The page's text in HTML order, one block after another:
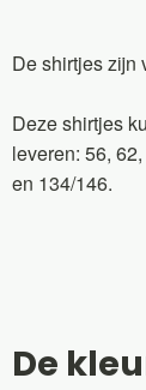
De shirtjes zijn
Deze shirtjes
leveren: 56,
en 134/146.
De